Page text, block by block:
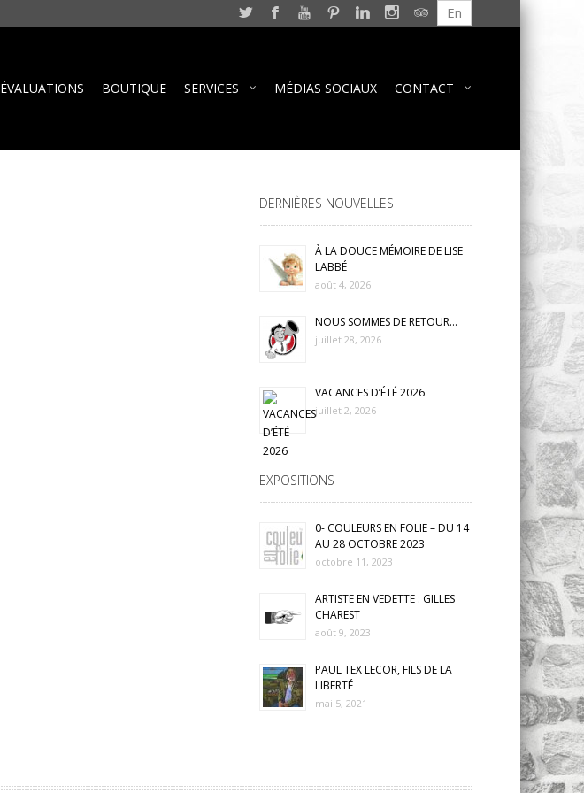
En
ÉVALUATIONS BOUTIQUE SERVICES MÉDIAS SOCIAUX CONTACT
DERNIÈRES NOUVELLES
À LA DOUCE MÉMOIRE DE LISE
LABBÉ
août 4, 2026
NOUS SOMMES DE RETOUR…
juillet 28, 2026
VACANCES D’ÉTÉ 2026
juillet 2, 2026
EXPOSITIONS
0- COULEURS EN FOLIE – DU 14
AU 28 OCTOBRE 2023
octobre 11, 2023
ARTISTE EN VEDETTE : GILLES
CHAREST
août 9, 2023
PAUL TEX LECOR, FILS DE LA
LIBERTÉ
mai 5, 2021